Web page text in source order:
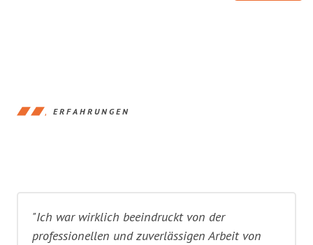
ERFAHRUNGEN
"Ich war wirklich beeindruckt von der
professionellen und zuverlässigen Arbeit von